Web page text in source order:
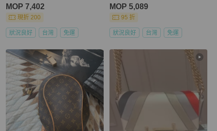
MOP 7,402
現折 200
狀況良好 台灣 免運
MOP 5,089
95 折
狀況良好 台灣 免運